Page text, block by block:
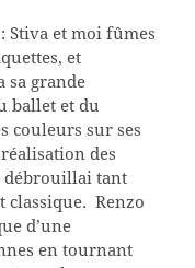
Stiva et moi fûmes
et
sa grande
ballet et du
couleurs sur ses
des
débrouillai tant
classique. Renzo
d’une
en tournant